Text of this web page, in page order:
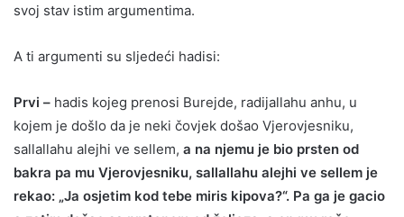
svoj stav istim argumentima.
A ti argumenti su sljedeći hadisi:
Prvi – hadis kojeg prenosi Burejde, radijallahu anhu, u
kojem je došlo da je neki čovjek došao Vjerovjesniku,
sallallahu alejhi ve sellem, a na njemu je bio prsten od
bakra pa mu Vjerovjesniku, sallallahu alejhi ve sellem je
rekao: „Ja osjetim kod tebe miris kipova?“. Pa ga je gacio